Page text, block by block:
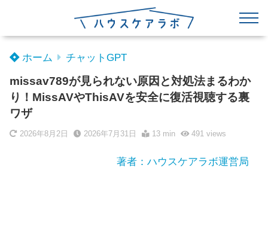
ホーム チャットGPT
missav789が見られない原因と対処法まるわか
り！MissAVやThisAVを安全に復活視聴する裏
ワザ
2026年8月2日 2026年7月31日 13 min 491views
著者：ハウスケアラボ運営局